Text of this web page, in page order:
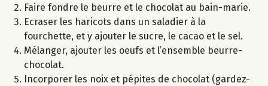
Faire fondre le beurre et le chocolat au bain-marie.
Ecraser les haricots dans un saladier à la
fourchette, et y ajouter le sucre, le cacao et le sel.
Mélanger, ajouter les oeufs et l’ensemble beurre-
chocolat.
Incorporer les noix et pépites de chocolat (gardez-